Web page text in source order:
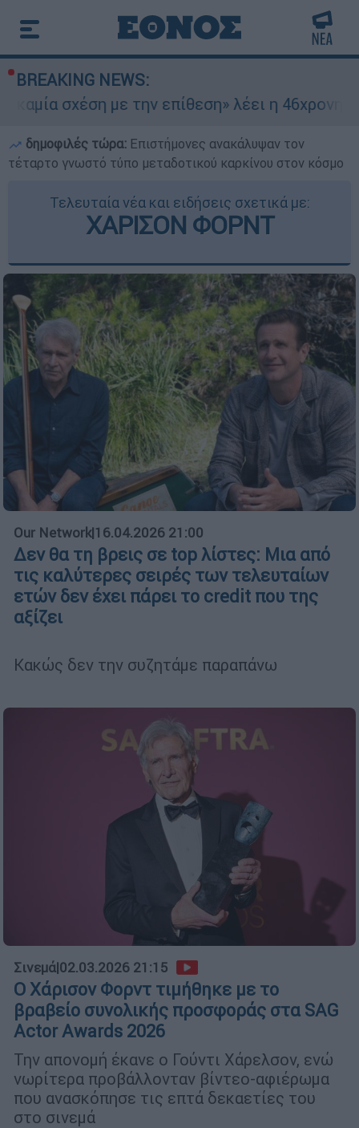
BREAKING NEWS:
με την επίθεση» λέει η 46χρονη - Τι
δημοφιλές τώρα: Επιστήμονες ανακάλυψαν τον
τέταρτο γνωστό τύπο μεταδοτικού καρκίνου στον κόσμο
Τελευταία νέα και ειδήσεις σχετικά με:
ΧΑΡΙΣΟΝ ΦΟΡΝΤ
Our Network|16.04.2026 21:00
Δεν θα τη βρεις σε top λίστες: Μια από
τις καλύτερες σειρές των τελευταίων
ετών δεν έχει πάρει το credit που της
αξίζει
Κακώς δεν την συζητάμε παραπάνω
Σινεμά|02.03.2026 21:15
Ο Χάρισον Φορντ τιμήθηκε με το
βραβείο συνολικής προσφοράς στα SAG
Actor Awards 2026
Την απονομή έκανε ο Γούντι Χάρελσον, ενώ
νωρίτερα προβάλλονταν βίντεο-αφιέρωμα
που ανασκόπησε τις επτά δεκαετίες του
στο σινεμά